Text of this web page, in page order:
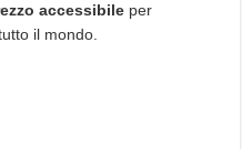
accessibile per
il mondo.